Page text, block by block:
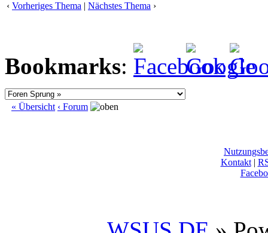
‹ Vorheriges Thema | Nächstes Thema ›
Bookmarks:
« Übersicht ‹ Forum
Kontakt|